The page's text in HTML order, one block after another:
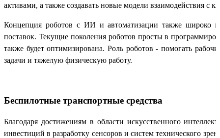
активами, а также создавать новые модели взаимодействия с
Концепция роботов с ИИ и автоматизации также широко
поставок. Текущие поколения роботов просты в
также будет оптимизирована. Роль роботов - помогать
задачи и тяжелую физическую работу.
Беспилотные транспортные средства
Благодаря достижениям в области искусственного
инвестиций в разработку сенсоров и систем технического